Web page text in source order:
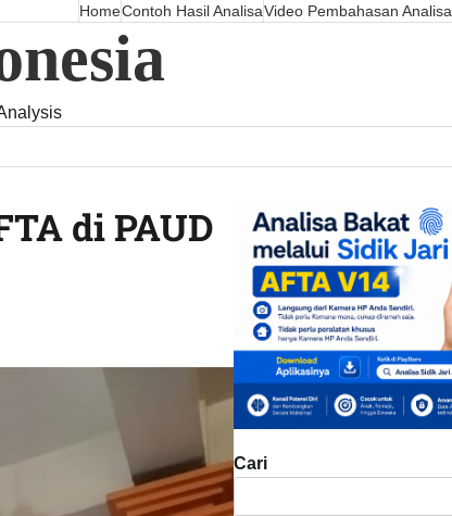
HomeContoh Hasil AnalisaVideo Pembahasan Analisa
di PAUD
Cari